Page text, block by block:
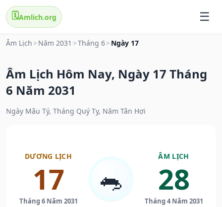
🗓️Amlich.org
Âm Lịch > Năm 2031 >Tháng 6> Ngày 17
Âm Lịch Hôm Nay, Ngày 17 Tháng
6 Năm 2031
Ngày Mậu Tý, Tháng Quý Tỵ, Năm Tân Hợi
DƯƠNG LỊCH
17
Tháng 6 Năm 2031
🐀
ÂM LỊCH
28
Tháng 4 Năm 2031